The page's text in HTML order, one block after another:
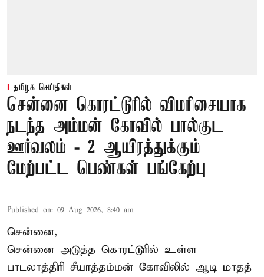
தமிழக செய்திகள்
சென்னை கொரட்டூரில் விமரிசையாக
நடந்த அம்மன் கோவில் பால்குட
ஊர்வலம் - 2 ஆயிரத்துக்கும்
மேற்பட்ட பெண்கள் பங்கேற்பு
Published on: 09 Aug 2026, 8:40 am
சென்னை,
சென்னை அடுத்த கொரட்டூரில் உள்ள
பாடலாத்திரி சீயாத்தம்மன் கோவிலில் ஆடி மாதத்